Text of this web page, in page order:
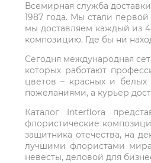
Всемирная служба
1987 года. Мы стали
мы доставляем каждый из
композицию. Где бы ни
Сегодня международная
которых работают
цветов – красных и
пожеланиями, а курьер
Каталог Interflora
флористические
защитника отечества, на
лучшими флористами
невесты, деловой для